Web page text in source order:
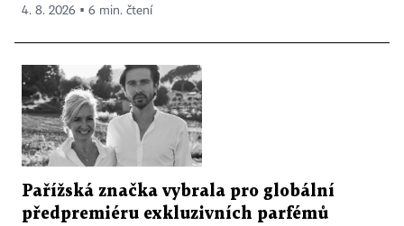
4. 8. 2026 ▪ 6 min. čtení
Pařížská značka vybrala pro globální
předpremiéru exkluzivních parfémů